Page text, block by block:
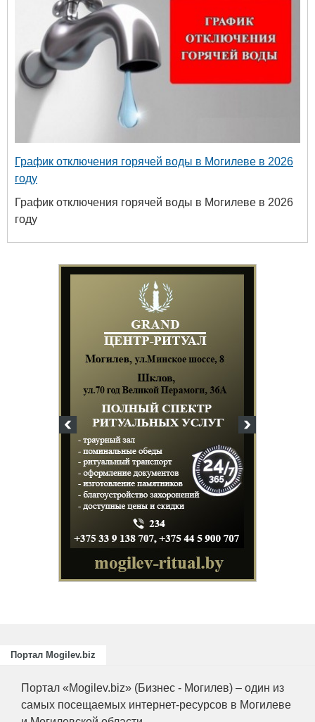
График отключения горячей воды в Могилеве в 2026
году
График отключения горячей воды в Могилеве в 2026
году
Портал Mogilev.biz
Портал «Mogilev.biz» (Бизнес - Могилев) – один из
самых посещаемых интернет-ресурсов в Могилеве